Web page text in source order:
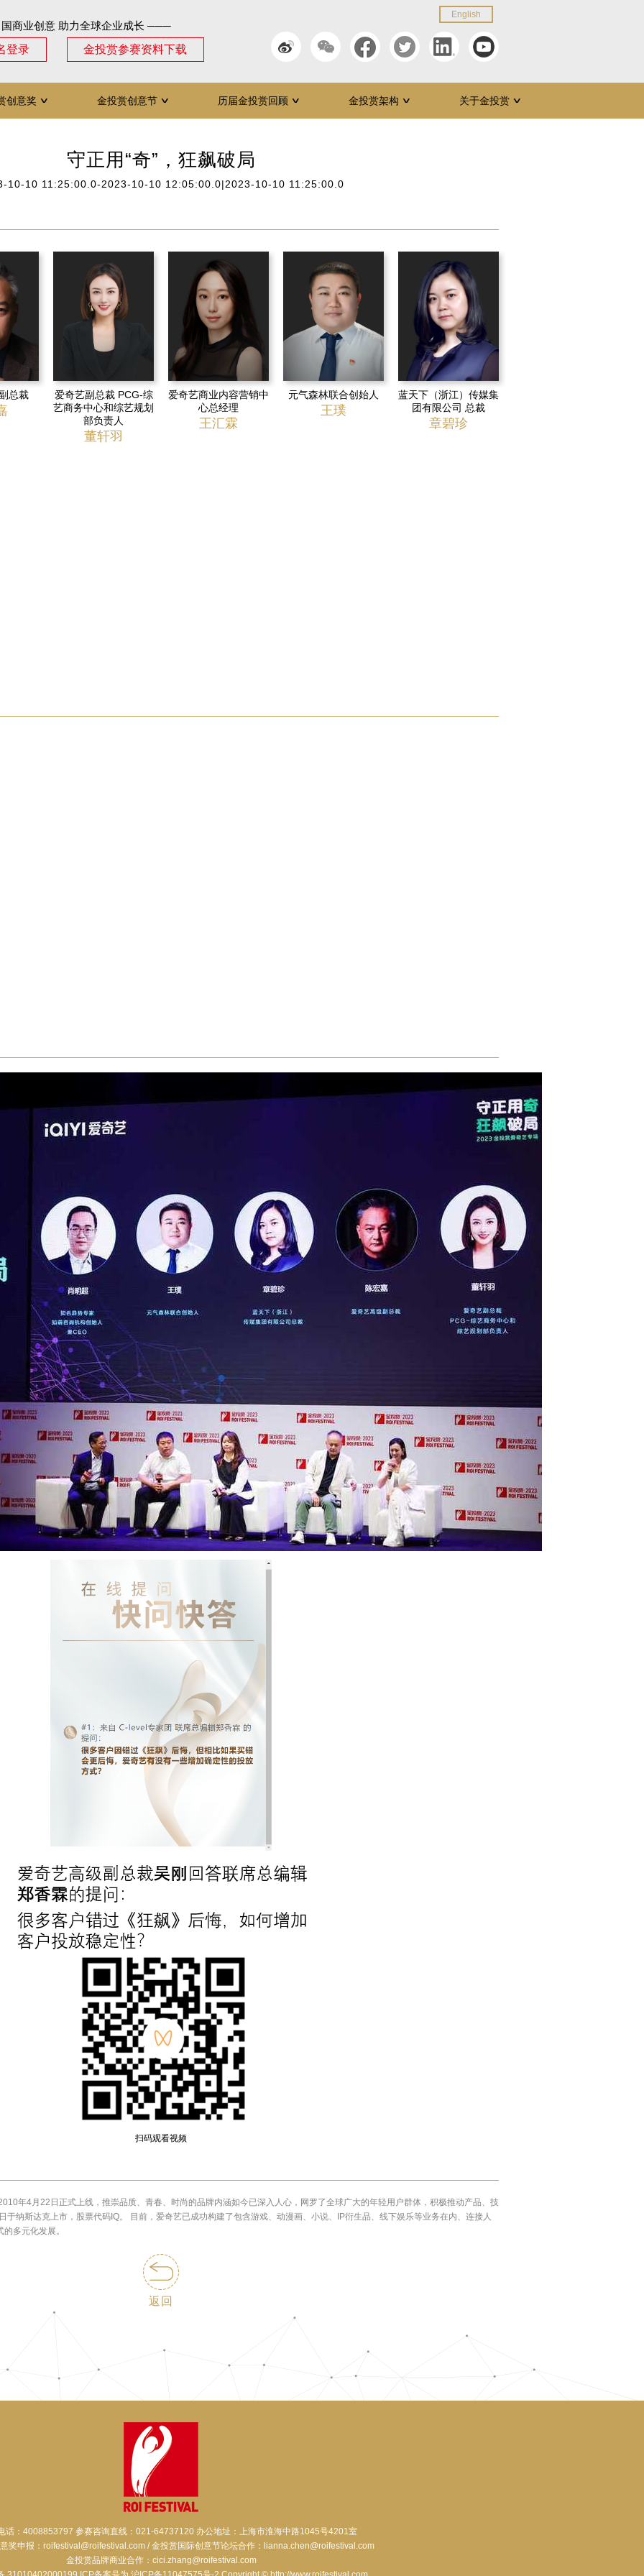
商业创意 助力全球企业成长 ───
登录
金投赏参赛资料下载
English
创意奖 ∨ 金投赏创意节 ∨ 历届金投赏回顾 ∨ 金投赏架构 ∨ 关于金投赏 ∨
守正用“奇”，狂飙破局
10-10 11:25:00.0-2023-10-10 12:05:00.0|2023-10-10 11:25:00.0
总裁
爱奇艺副总裁 PCG-综
艺商务中心和综艺规划
部负责人
董轩羽
爱奇艺商业内容营销中
心总经理
王汇霖
元气森林联合创始人
王璞
蓝天下（浙江）传媒集
团有限公司 总裁
章碧珍
扫码观看视频
年4月22日正式上线，推崇品质、青春、时尚的品牌内涵如今已深入人心，网罗了全球广大的年轻用户群体，积极推动产品、技
纳斯达克上市，股票代码IQ。 目前，爱奇艺已成功构建了包含游戏、动漫画、小说、IP衍生品、线下娱乐等业务在内、连接人
多元化发展。
返回
话：4008853797 参赛咨询直线：021-64737120 办公地址：上海市淮海中路1045号4201室
奖申报：roifestival@roifestival.com / 金投赏国际创意节论坛合作：lianna.chen@roifestival.com
金投赏品牌商业合作：cici.zhang@roifestival.com